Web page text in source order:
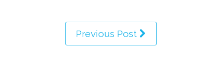
Previous Post